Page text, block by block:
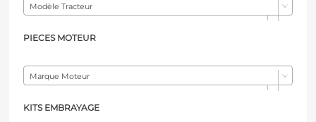
Modèle Tracteur
PIECES MOTEUR
Marque Moteur
KITS EMBRAYAGE